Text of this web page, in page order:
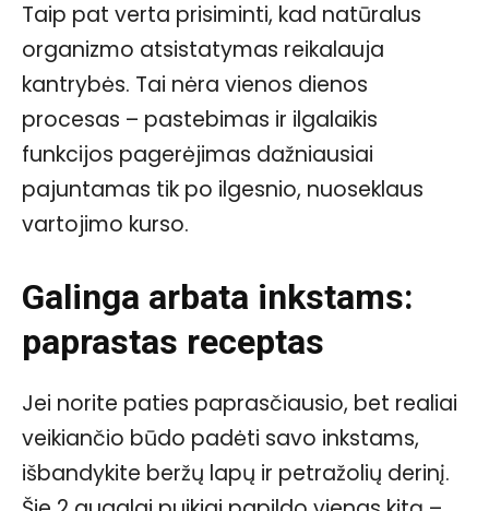
Taip pat verta prisiminti, kad natūralus
organizmo atsistatymas reikalauja
kantrybės. Tai nėra vienos dienos
procesas – pastebimas ir ilgalaikis
funkcijos pagerėjimas dažniausiai
pajuntamas tik po ilgesnio, nuoseklaus
vartojimo kurso.
Galinga arbata inkstams:
paprastas receptas
Jei norite paties paprasčiausio, bet realiai
veikiančio būdo padėti savo inkstams,
išbandykite beržų lapų ir petražolių derinį.